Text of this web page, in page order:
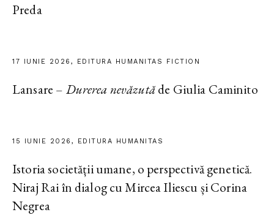
Preda
17 IUNIE 2026, EDITURA HUMANITAS FICTION
Lansare – Durerea nevăzutăde Giulia Caminito
15 IUNIE 2026, EDITURA HUMANITAS
Istoria societății umane, o perspectivă genetică.
Niraj Rai în dialog cu Mircea Iliescu și Corina
Negrea